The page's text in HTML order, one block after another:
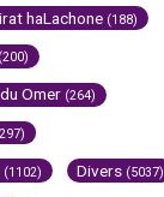
haLachone (188)
(200)
Omer (264)
(1102) Divers (5037)